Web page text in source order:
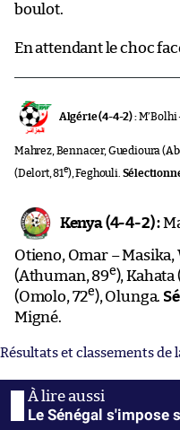
boulot.
En attendant le choc
Algérie (4-4-2) :M’Bolhi
Mahrez, Bennacer, Guedioura
(Delort, 81e), Feghouli.
Kenya (4-4-2) :
Otieno, Omar –
(Athuman, 89e), Kahata
(Omolo, 72e), Olunga.
Migné.
Résultats et classements de
Le Sénégal s'impose